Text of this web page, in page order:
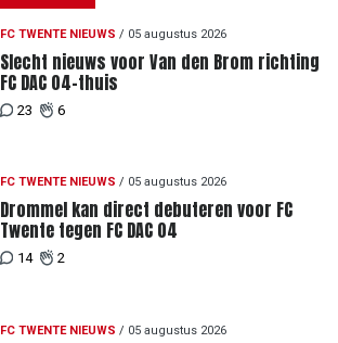
FC TWENTE NIEUWS / 05 augustus 2026
Slecht nieuws voor Van den Brom richting
FC DAC 04-thuis
23 6
FC TWENTE NIEUWS / 05 augustus 2026
Drommel kan direct debuteren voor FC
Twente tegen FC DAC 04
14 2
FC TWENTE NIEUWS / 05 augustus 2026